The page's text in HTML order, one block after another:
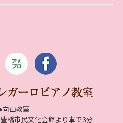
向山教室
橋市民文化会館より車で3分